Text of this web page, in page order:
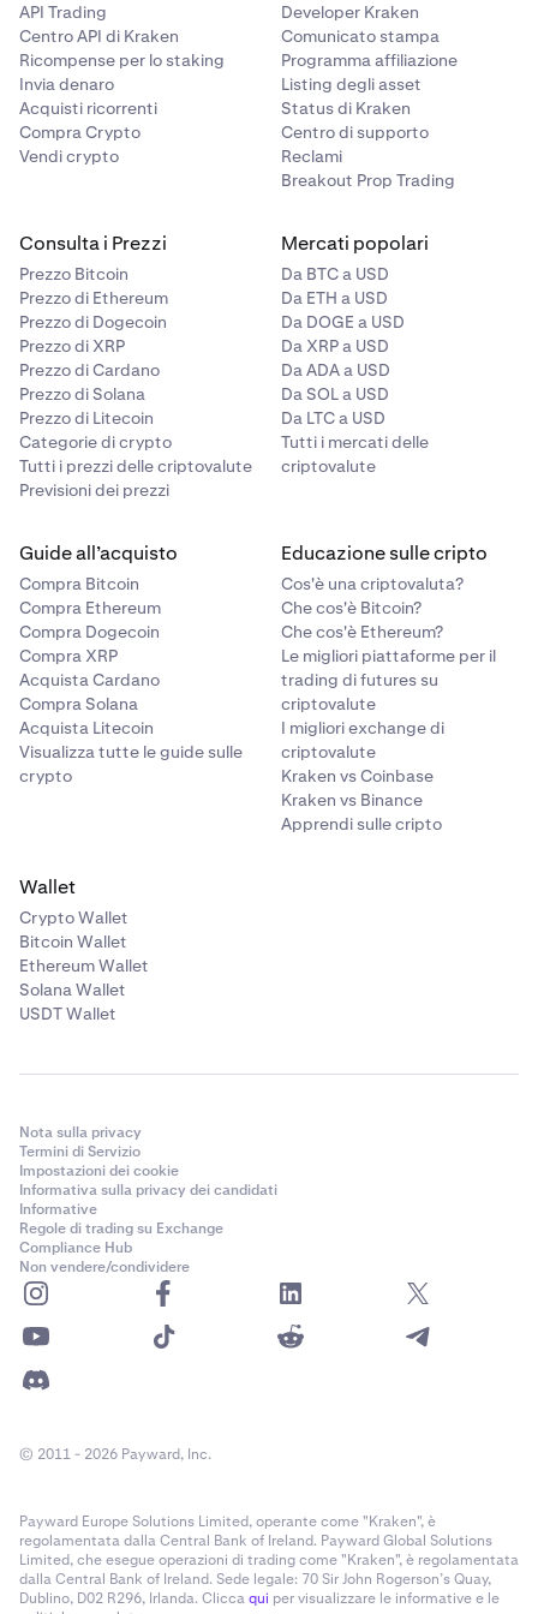
API Trading
Centro API di Kraken
Ricompense per lo staking
Invia denaro
Acquisti ricorrenti
Compra Crypto
Vendi crypto
Developer Kraken
Comunicato stampa
Programma affiliazione
Listing degli asset
Status di Kraken
Centro di supporto
Reclami
Breakout Prop Trading
Consulta i Prezzi
Prezzo Bitcoin
Prezzo di Ethereum
Prezzo di Dogecoin
Prezzo di XRP
Prezzo di Cardano
Prezzo di Solana
Prezzo di Litecoin
Categorie di crypto
Tutti i prezzi delle criptovalute
Previsioni dei prezzi
Mercati popolari
Da BTC a USD
Da ETH a USD
Da DOGE a USD
Da XRP a USD
Da ADA a USD
Da SOL a USD
Da LTC a USD
Tutti i mercati delle
criptovalute
Guide all’acquisto
Compra Bitcoin
Compra Ethereum
Compra Dogecoin
Compra XRP
Acquista Cardano
Compra Solana
Acquista Litecoin
Visualizza tutte le guide sulle
crypto
Educazione sulle cripto
Cos'è una criptovaluta?
Che cos'è Bitcoin?
Che cos'è Ethereum?
Le migliori piattaforme per il
trading di futures su
criptovalute
I migliori exchange di
criptovalute
Kraken vs Coinbase
Kraken vs Binance
Apprendi sulle cripto
Wallet
Crypto Wallet
Bitcoin Wallet
Ethereum Wallet
Solana Wallet
USDT Wallet
Nota sulla privacy
Termini di Servizio
Impostazioni dei cookie
Informativa sulla privacy dei candidati
Informative
Regole di trading su Exchange
Compliance Hub
Non vendere/condividere
© 2011 - 2026 Payward, Inc.
Payward Europe Solutions Limited, operante come "Kraken", è
regolamentata dalla Central Bank of Ireland. Payward Global Solutions
Limited, che esegue operazioni di trading come "Kraken", è regolamentata
dalla Central Bank of Ireland. Sede legale: 70 Sir John Rogerson’s Quay,
Dublino, D02 R296, Irlanda. Cliccaqui per visualizzare le informative e le